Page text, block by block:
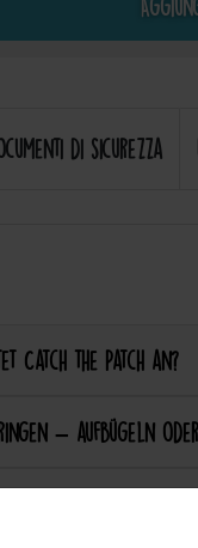
di sicurezza
Catch the Patch an?
– aufbügeln